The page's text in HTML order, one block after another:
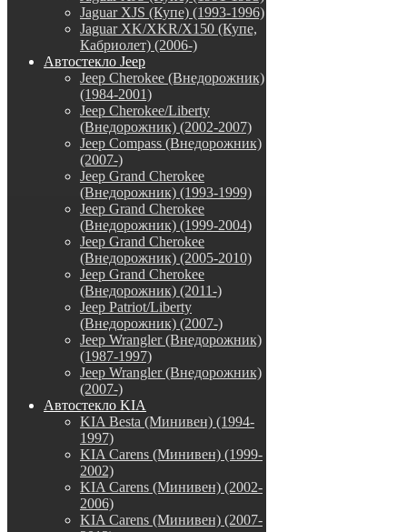
Jaguar XJS (Купе) (1993-1996)
Jaguar XK/XKR/X150 (Купе,
Кабриолет) (2006-)
Автостекло Jeep
Jeep Cherokee (Внедорожник)
(1984-2001)
Jeep Cherokee/Liberty
(Внедорожник) (2002-2007)
Jeep Compass (Внедорожник)
(2007-)
Jeep Grand Cherokee
(Внедорожник) (1993-1999)
Jeep Grand Cherokee
(Внедорожник) (1999-2004)
Jeep Grand Cherokee
(Внедорожник) (2005-2010)
Jeep Grand Cherokee
(Внедорожник) (2011-)
Jeep Patriot/Liberty
(Внедорожник) (2007-)
Jeep Wrangler (Внедорожник)
(1987-1997)
Jeep Wrangler (Внедорожник)
(2007-)
Автостекло KIA
KIA Besta (Минивен) (1994-
1997)
KIA Carens (Минивен) (1999-
2002)
KIA Carens (Минивен) (2002-
2006)
KIA Carens (Минивен) (2007-